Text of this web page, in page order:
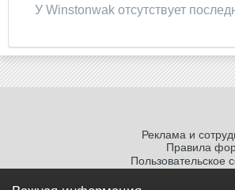
У Winstonwak отсутствует
Реклама и
Правила
Пользовательское